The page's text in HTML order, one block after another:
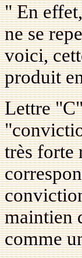
" En
ne se
voici,
produit
Lettre
très forte
maintien
comme